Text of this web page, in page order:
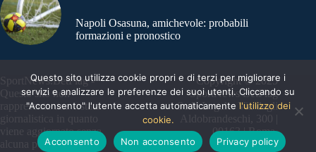
Napoli Osasuna, amichevole: probabili
formazioni e pronostico
SportNews.BetFlag -
Questo sito non
rappresenta una testata
giornalistica in quanto
viene aggiornato senza
alcuna periodicità
Copyright © 2025
SportNews BetFlag
Sede Legale: Via degli
Aldobrandeschi, 300 |
00163 | Roma
Questo sito utilizza cookie propri e di terzi per migliorare i
servizi e analizzare le preferenze dei suoi utenti. Cliccando su
"Acconsento" l'utente accetta automaticamente l'utilizzo dei
cookie.
Acconsento
Non acconsento Privacy policy